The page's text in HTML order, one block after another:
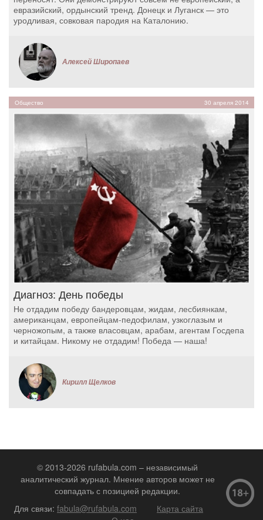
евразийский, ордынский тренд. Донецк и Луганск — это
уродливая, совковая пародия на Каталонию.
Алексей Широпаев
Общество 30 апреля 2014
Диагноз: День победы
Не отдадим победу бандеровцам, жидам, лесбиянкам,
американцам, европейцам-педофилам, узкоглазым и
черножопым, а также власовцам, арабам, агентам Госдепа
и китайцам. Никому не отдадим! Победа — наша!
Кирилл Щелков
© 2013-2026 rufabula.com – независимый
аналитический журнал. Мнение авторов может не
совпадать с позицией редакции.
Для связи: fabula@rufabula.com
Карта сайта